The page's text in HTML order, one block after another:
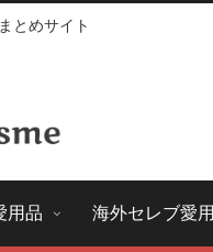
とめサイト
用品 海外セレブ愛用